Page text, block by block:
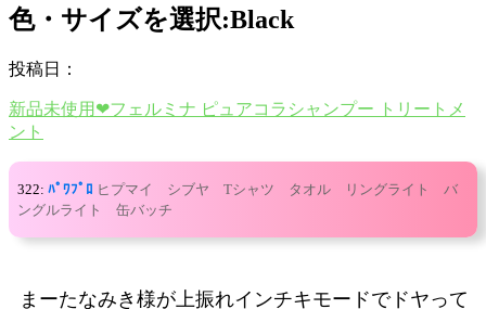
色・サイズを選択:Black
投稿日：
新品未使用❤︎フェルミナ ピュアコラシャンプー トリートメ
ント
322: ﾊﾟﾜﾌﾟﾛ ヒプマイ シブヤ Tシャツ タオル リングライト バ
ングルライト 缶バッチ
まーたなみき様が上振れインチキモードでドヤって